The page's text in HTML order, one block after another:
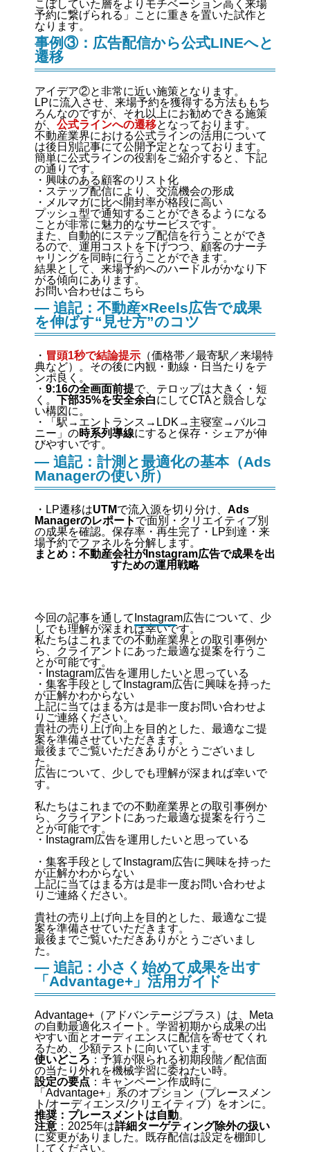
こぼしていた層をよりモチベーション高く来場
予約に繋げられる」ことに重きを置いた試作と
なります。
事例③：広告配信から公式LINEへと
遷移
アイデア②と非常に近い施策となります。
LPに流入させ、来場予約を獲得する方法ももち
ろんなのですが、それ以上にお勧めできる施策
が、 公式ラインへの遷移となっております。
不動産業界における公式ラインの活用について
は後日別記事にて公開予定となっております。
簡単に公式ラインの役割をご紹介すると、下記
の通りです。
・興味のある顧客のリスト化
・ステップ配信により、交流機会の形成
・メルマガに比べ開封率が格段に高い
プッシュ型で通知することができるようになる
ことが非常に魅力的なサービスです。
また、自動的にステップ配信を行うことができ
るので、運用コストを下げつつ、顧客のナーチ
ャリングを同時に行うことができます。
結果として、来場予約へのハードルがかなり下
がる傾向にあります。
お問い合わせはこちら
— 追記：不動産×Reels広告で成果
を伸ばす“見せ方”のコツ
・ 冒頭1秒で結論提示 （価格帯／最寄駅／来場特
典など）。その後に内観・動線・日当たりをテ
ンポ良く。
・ 9:16の全画面前提で、テロップは大きく・短
く。 下部35%を安全余白にしてCTAと競合しな
い構図に。
・「駅→エントランス→LDK→主寝室→バルコ
ニー」の時系列導線にすると保存・シェアが伸
びやすいです。
— 追記：計測と最適化の基本（Ads
Managerの使い所）
・LP遷移はUTMで流入源を切り分け、 Ads
Managerのレポート で面別・クリエイティブ別
の成果を確認。保存率・再生完了・LP到達・来
場予約でファネルを分解します。
まとめ：不動産会社がInstagram広告で成果を出
すための運用戦略
今回の記事を通してInstagram広告について、少
しでも理解が深まれば幸いです。
私たちはこれまでの不動産業界との取引事例か
ら、クライアントにあった最適な提案を行うこ
とが可能です。
・Instagram広告を運用したいと思っている
・集客手段としてInstagram広告に興味を持った
が正解かわからない
上記に当てはまる方は是非一度お問い合わせよ
りご連絡ください。
貴社の売り上げ向上を目的とした、最適なご提
案を準備させていただきます。
最後までご覧いただきありがとうございまし
た。
広告について、少しでも理解が深まれば幸いで
す。
私たちはこれまでの不動産業界との取引事例か
ら、クライアントにあった最適な提案を行うこ
とが可能です。
・Instagram広告を運用したいと思っている
・集客手段としてInstagram広告に興味を持った
が正解かわからない
上記に当てはまる方は是非一度お問い合わせよ
りご連絡ください。
貴社の売り上げ向上を目的とした、最適なご提
案を準備させていただきます。
最後までご覧いただきありがとうございまし
た。
— 追記：小さく始めて成果を出す
「Advantage+」活用ガイド
Advantage+（アドバンテージプラス）は、Meta
の自動最適化スイート。学習初期から成果の出
やすい面とオーディエンスに配信を寄せてくれ
るため、少額テストに向いています。
使いどころ ：予算が限られる初期段階／配信面
の当たり外れを機械学習に委ねたい時。
設定の要点 ：キャンペーン作成時に
「Advantage+」系のオプション（プレースメン
ト/オーディエンス/クリエイティブ）をオンに。
推奨：プレースメントは自動。
注意 ：2025年は詳細ターゲティング除外の扱い
に変更がありました。既存配信は設定を棚卸し
してください。